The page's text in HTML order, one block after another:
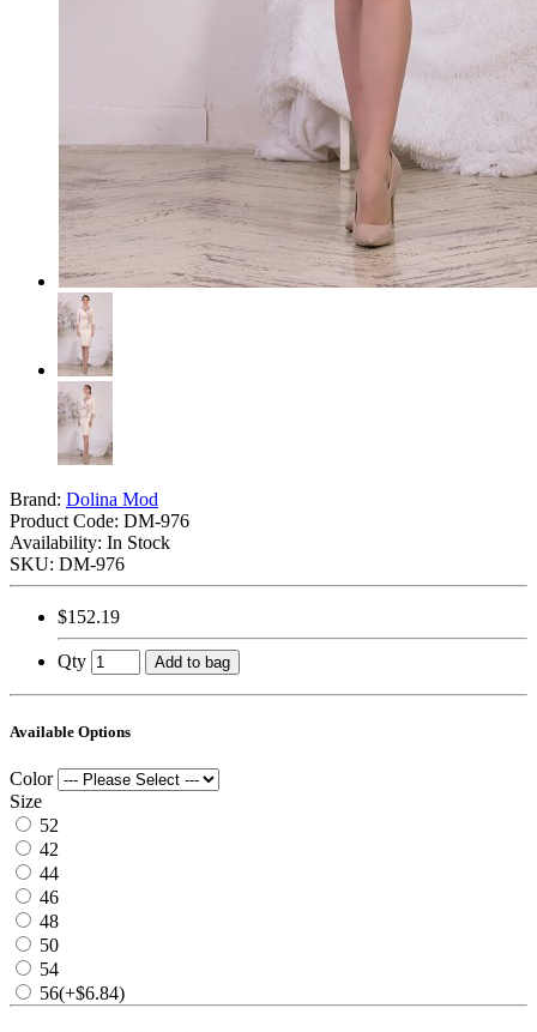
Brand: Dolina Mod
Product Code: DM-976
Availability: In Stock
SKU: DM-976
$152.19
Qty Add to bag
Available Options
Color
Size
52
42
44
46
48
50
54
56(+$6.84)